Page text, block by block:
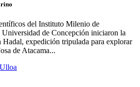
del Instituto Milenio de
de Concepción iniciaron la
Hadal, expedición tripulada para explorar
de Atacama...